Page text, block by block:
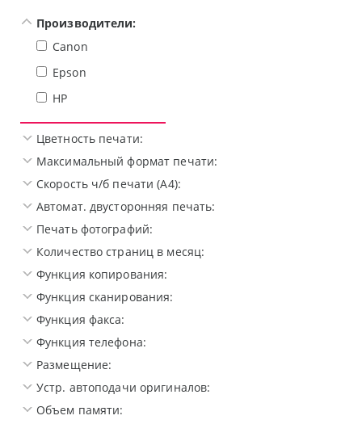
Производители:
Canon
Epson
HP
Цветность печати:
Максимальный формат печати:
Скорость ч/б печати (A4):
Автомат. двусторонняя печать:
Печать фотографий:
Количество страниц в месяц:
Функция копирования:
Функция сканирования:
Функция факса:
Функция телефона:
Размещение:
Устр. автоподачи оригиналов:
Объем памяти: